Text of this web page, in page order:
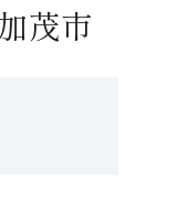
茂市